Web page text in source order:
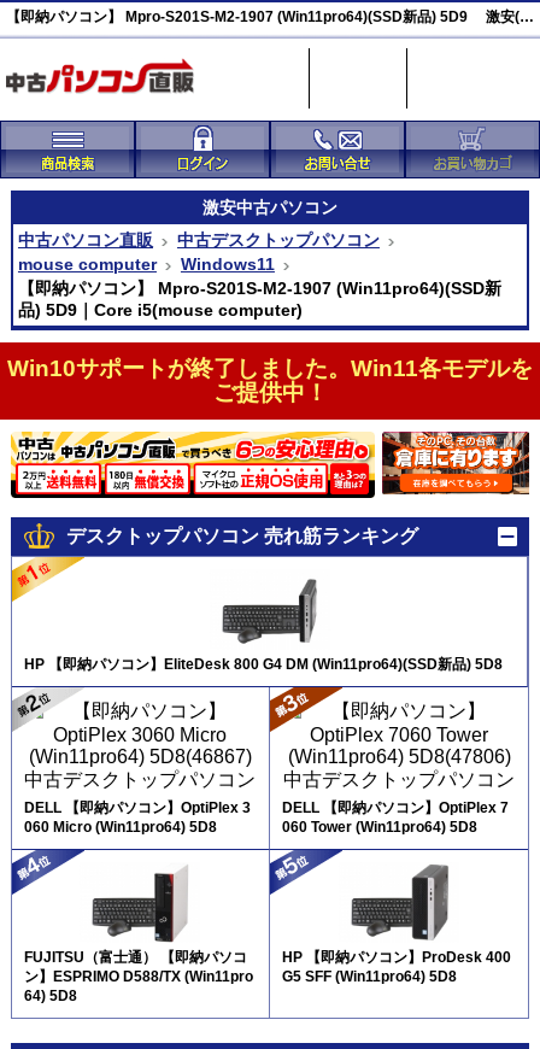
【即納パソコン】 Mpro-S201S-M2-1907 (Win11pro64)(SSD新品) 5D9 激安(44848)
激安中古パソコン
中古パソコン直販
中古デスクトップパソコン
mouse computer
Windows11
【即納パソコン】 Mpro-S201S-M2-1907 (Win11pro64)(SSD新
品) 5D9｜Core i5(mouse computer)
Win10サポートが終了しました。Win11各モデルを
ご提供中！
デスクトップパソコン 売れ筋ランキング
HP 【即納パソコン】EliteDesk 800 G4 DM (Win11pro64)(SSD新品) 5D8
DELL 【即納パソコン】OptiPlex 3
060 Micro (Win11pro64) 5D8
DELL 【即納パソコン】OptiPlex 7
060 Tower (Win11pro64) 5D8
FUJITSU（富士通） 【即納パソコ
ン】ESPRIMO D588/TX (Win11pro
64) 5D8
HP 【即納パソコン】ProDesk 400
G5 SFF (Win11pro64) 5D8